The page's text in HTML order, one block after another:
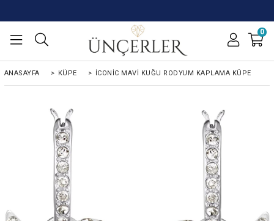
0
ANASAYFA > KÜPE > İCONIC MAVI KUĞU RODYUM KAPLAMA KÜPE